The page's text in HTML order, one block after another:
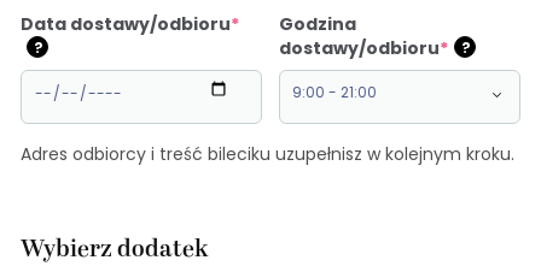
Data dostawy/odbioru*
?
Godzina
dostawy/odbioru* ?
Adres odbiorcy i treść bileciku uzupełnisz w kolejnym kroku.
Wybierz dodatek